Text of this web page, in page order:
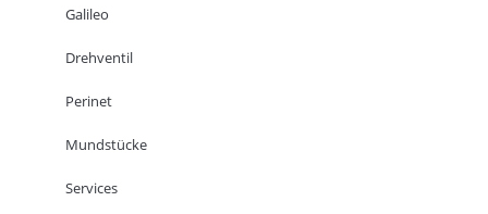
Galileo
Drehventil
Perinet
Mundstücke
Services